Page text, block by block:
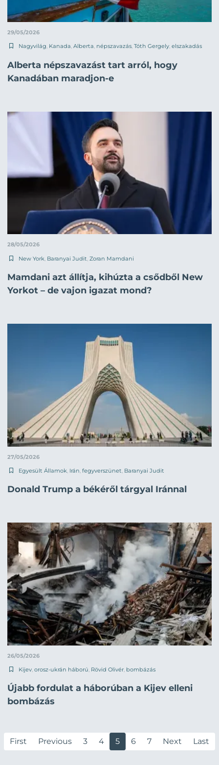
29/05/2026
Nagyvilág, Kanada, Alberta, népszavazás, Tóth Gergely, elszakadás
Alberta népszavazást tart arról, hogy
Kanadában maradjon-e
28/05/2026
New York Baranyai Judit Zoran Mamdani
Mamdani azt állítja, kihúzta a csődből New
Yorkot – de vajon igazat mond?
27/05/2026
Egyesült Államok Irán fegyverszünet Baranyai Judit
Donald Trump a békéről tárgyal Iránnal
26/05/2026
Kijev, orosz-ukrán háború, Rövid Olivér, bombázás
Újabb fordulat a háborúban a Kijev elleni
bombázás
First Previous 3 4 5 6 7 Next Last